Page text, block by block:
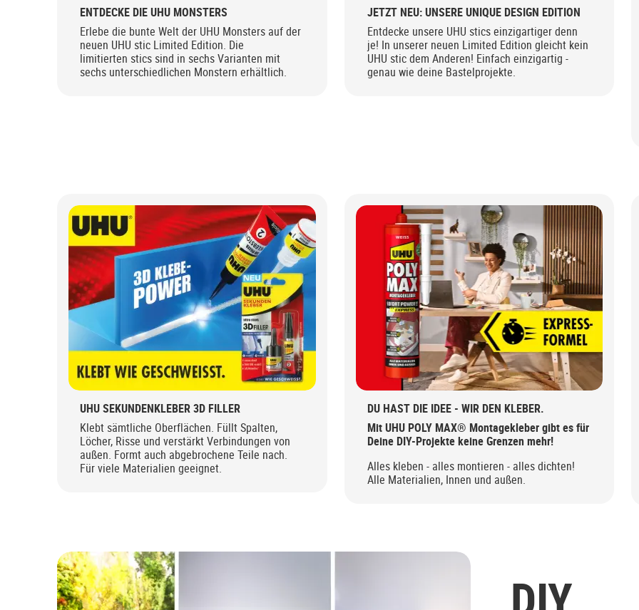
ENTDECKE DIE UHU MONSTERS
Erlebe die bunte Welt der UHU Monsters auf der
neuen UHU stic Limited Edition. Die
limitierten stics sind in sechs Varianten mit
sechs unterschiedlichen Monstern erhältlich.
JETZT NEU: UNSERE UNIQUE DESIGN EDITION
Entdecke unsere UHU stics einzigartiger denn
je! In unserer neuen Limited Edition gleicht kein
UHU stic dem Anderen! Einfach einzigartig -
genau wie deine Bastelprojekte.
UHU SEKUNDENKLEBER 3D FILLER
Klebt sämtliche Oberflächen. Füllt Spalten,
Löcher, Risse und verstärkt Verbindungen von
außen. Formt auch abgebrochene Teile nach.
Für viele Materialien geeignet.
DU HAST DIE IDEE - WIR DEN KLEBER.
Mit UHU POLY MAX® Montagekleber gibt es für
Deine DIY-Projekte keine Grenzen mehr!
Alles kleben - alles montieren - alles dichten!
Alle Materialien, Innen und außen.